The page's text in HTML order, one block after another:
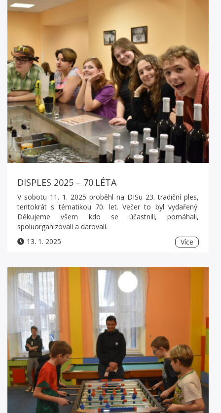
DISPLES 2025 – 70.LÉTA
V sobotu 11. 1. 2025 proběhl na DISu 23. tradiční ples,
tentokrát s tématikou 70. let. Večer to byl vydařený.
Děkujeme všem kdo se účastnili, pomáhali,
spoluorganizovali a darovali.
13. 1. 2025
Více